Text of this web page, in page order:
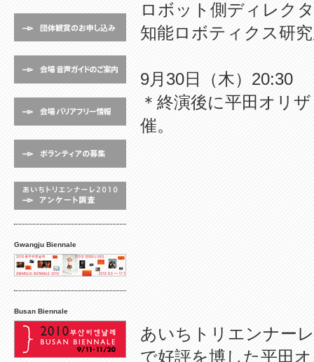
Gwangju Biennale
Busan Biennale
ロボット側ディレク
知能ロボティクス研
9月30日（木）20:30
＊終演後に平田オリ
催。
あいちトリエンナー
で好評を博した平田